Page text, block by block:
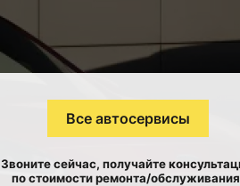
Все автосервисы
Звоните сейчас, получайте
по стоимости ремонта/